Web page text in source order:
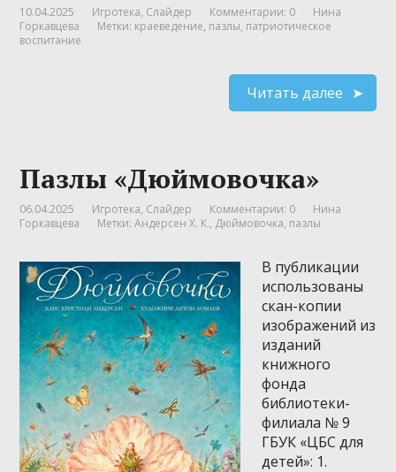
10.04.2025 Игротека, Слайдер Комментарии: 0
Нина
Горкавцева
Метки: краеведение, пазлы, патриотическое
воспитание
Читать далее
Пазлы «Дюймовочка»
06.04.2025 Игротека, Слайдер Комментарии: 0
Нина
Горкавцева
Метки:Андерсен Х. К., Дюймовочка, пазлы
В публикации
использованы
скан-копии
изображений из
изданий
книжного
фонда
библиотеки-
филиала № 9
ГБУК «ЦБС для
детей»: 1.